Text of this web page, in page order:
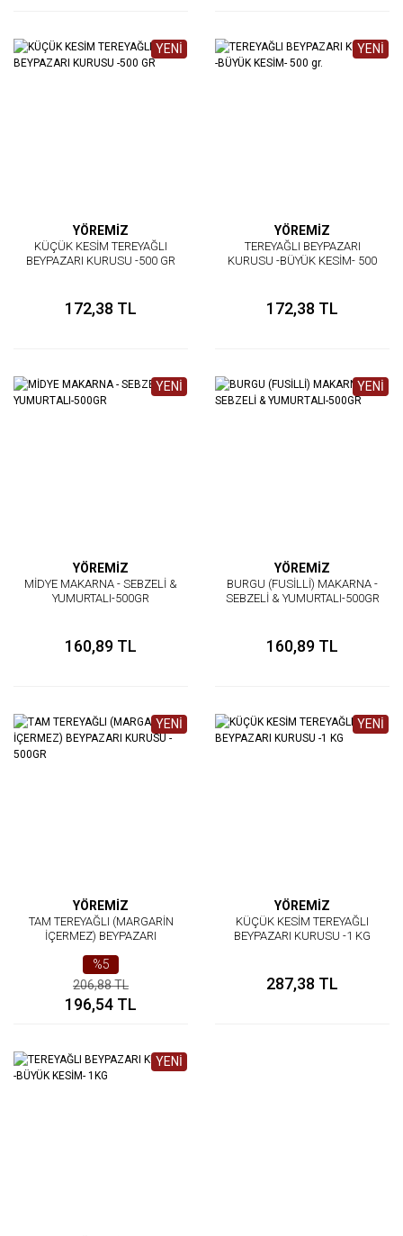
YENİ
YÖREMİZ
KÜÇÜK KESİM TEREYAĞLI
BEYPAZARI KURUSU -500 GR
172,38 TL
YENİ
YÖREMİZ
TEREYAĞLI BEYPAZARI
KURUSU -BÜYÜK KESİM- 500
172,38 TL
YENİ
YÖREMİZ
MİDYE MAKARNA - SEBZELİ &
YUMURTALI-500GR
160,89 TL
YENİ
YÖREMİZ
BURGU (FUSİLLİ) MAKARNA -
SEBZELİ & YUMURTALI-500GR
160,89 TL
YENİ
YÖREMİZ
TAM TEREYAĞLI (MARGARİN
İÇERMEZ) BEYPAZARI
%5
196,54 TL
206,88 TL
YENİ
YÖREMİZ
KÜÇÜK KESİM TEREYAĞLI
BEYPAZARI KURUSU -1 KG
287,38 TL
YENİ